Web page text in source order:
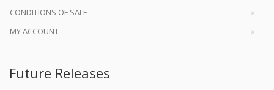
CONDITIONS OF SALE
MY ACCOUNT
Future Releases